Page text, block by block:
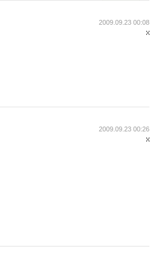
2009.09.23 00:08
2009.09.23 00:26